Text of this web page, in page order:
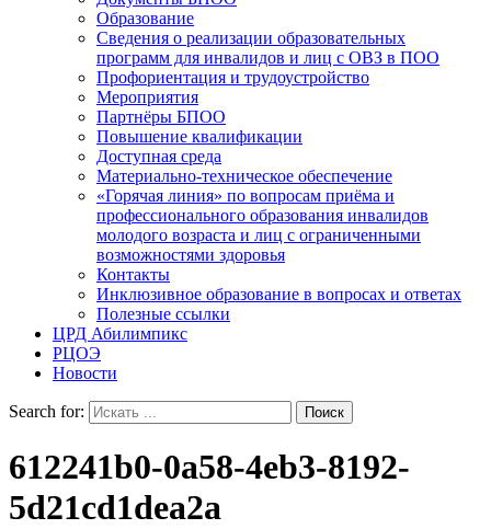
Образование
Сведения о реализации образовательных
программ для инвалидов и лиц с ОВЗ в ПОО
Профориентация и трудоустройство
Мероприятия
Партнёры БПОО
Повышение квалификации
Доступная среда
Материально-техническое обеспечение
«Горячая линия» по вопросам приёма и
профессионального образования инвалидов
молодого возраста и лиц с ограниченными
возможностями здоровья
Контакты
Инклюзивное образование в вопросах и ответах
Полезные ссылки
ЦРД Абилимпикс
РЦОЭ
Новости
Search for:
612241b0-0a58-4eb3-8192-
5d21cd1dea2a